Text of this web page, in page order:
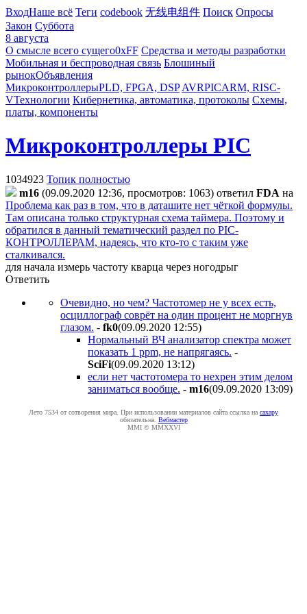
ВходНаше всё Теги codebook 无线电组件 Поиск Опросы
Закон Суббота
8 августа
О смысле всего сущего0xFF Средства и методы разработки
Мобильная и беспроводная связь Блошиный
рынокОбъявления
МикроконтроллерыPLD, FPGA, DSP AVRPICARM, RISC-
VТехнологии Кибернетика, автоматика, протоколы Схемы,
платы, компоненты
Микроконтроллеры PIC
1034923 Топик полностью
m16 (09.09.2020 12:36, просмотров: 1063) ответил FDA на
Проблема как раз в том, что в даташите нет чёткой формулы.
Там описана только структурная схема таймера. Поэтому и
обратился в данный тематический раздел по PIC-
КОНТРОЛЛЕРАМ, надеясь, что кто-то с таким уже
сталкивался.
для начала измерь частоту кварца через ногодрыг
Ответить
Очевидно, но чем? Частотомер не у всех есть,
осциллограф соврёт на один процент не моргнув
глазом. - fk0(09.09.2020 12:55)
Нормальный ВЧ анализатор спектра может
показать 1 ppm, не напрягаясь. -
SciFi(09.09.2020 13:12)
если нет частотомера то нехрен этим делом
заниматься вообще. - m16(09.09.2020 13:09)
Лето 7534 от сотворения мира. При использовании материалов сайта ссылка на caxapу
обязательна. Вебмастер
MMI © MMXXVI